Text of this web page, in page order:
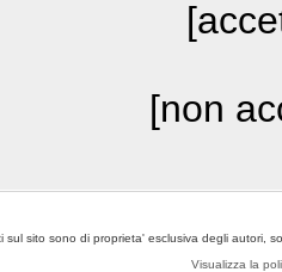
[non
sul sito sono di proprieta' esclusiva degli autori,
Visualizza la